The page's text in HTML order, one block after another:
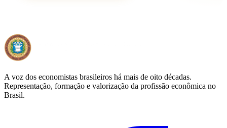
A voz dos economistas brasileiros há mais de oito décadas.
Representação, formação e valorização da profissão econômica no
Brasil.